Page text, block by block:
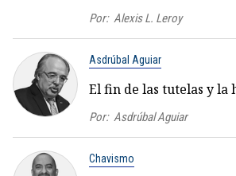
Por: Alexis L. Leroy
Asdrúbal Aguiar
El fin de las tutelas y la
Por: Asdrúbal Aguiar
Chavismo